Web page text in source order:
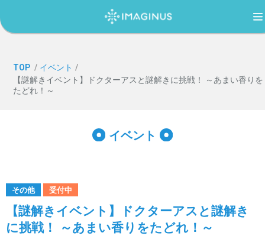
TOP
利用案内・アクセス
過ごし方ガイド
イベント
TOP / イベント /
【謎解きイベント】ドクターアスと謎解きに挑戦！ ～あまい香りを
たどれ！～
イベント
その他 受付中
【謎解きイベント】ドクターアスと謎解き
に挑戦！ ～あまい香りをたどれ！～